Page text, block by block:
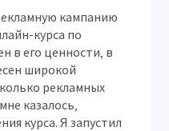
кампанию
курса по
в его ценности‚ в
широкой
рекламных
казалось‚
курса. Я запустил